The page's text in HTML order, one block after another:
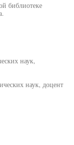
библиотеке
наук,
наук, доцент